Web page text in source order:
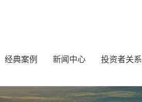
经典案例 新闻中心 投资者关系